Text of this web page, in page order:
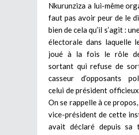
Nkurunziza a lui-même
faut pas avoir peur de le
bien de cela qu’il s’agit :
électorale dans laquelle
joué à la fois le rôle
sortant qui refuse de
casseur d’opposants
celui de président officieux
On se rappelle à ce
vice-président de cette
avait déclaré depuis sa